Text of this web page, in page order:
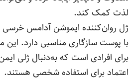
لذت کمک کند.
ژل روان‌کننده ایموشن آدامس خرسی
با پوست سازگاری مناسبی دارد.
برای افرادی است که به‌دنبال ژلی
اعتماد برای استفاده شخصی هستند.